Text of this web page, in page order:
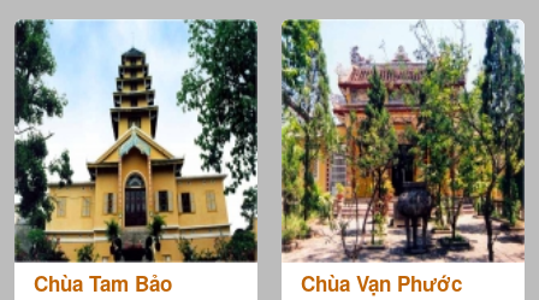
Chùa Tam Bảo Chùa Vạn Phước